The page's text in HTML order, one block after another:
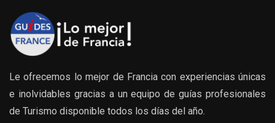
Le ofrecemos lo mejor de Francia con experiencias únicas
e inolvidables gracias a un equipo de guías profesionales
de Turismo disponible todos los días del año.